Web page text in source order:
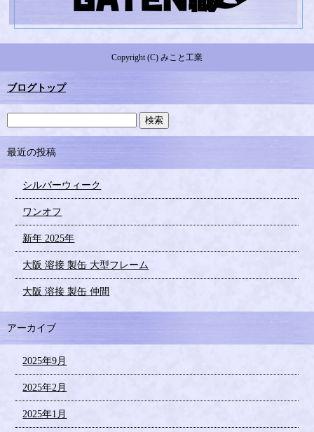
Copyright (C) みこと工業
ブログトップ
最近の投稿
シルバーウィーク
ワンオフ
新年 2025年
大阪 溶接 製缶 大型フレーム
大阪 溶接 製缶 仲間
アーカイブ
2025年9月
2025年2月
2025年1月